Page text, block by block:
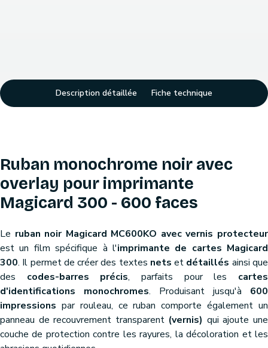
Description détaillée Fiche technique
Ruban monochrome noir avec
overlay pour imprimante
Magicard 300 - 600 faces
Le ruban noir Magicard MC600KO avec vernis protecteur
est un film spécifique à l'imprimante de cartes Magicard
300. Il permet de créer des textes nets et détaillés ainsi que
des codes-barres précis, parfaits pour les cartes
d'identifications monochromes. Produisant jusqu'à 600
impressions par rouleau, ce ruban comporte également un
panneau de recouvrement transparent (vernis) qui ajoute une
couche de protection contre les rayures, la décoloration et les